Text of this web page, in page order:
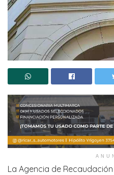
La Agencia de